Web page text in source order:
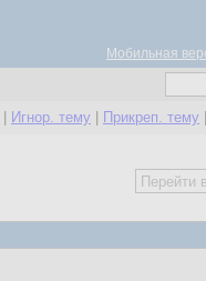
Мобильная
Игнор. тему Прикреп. тему